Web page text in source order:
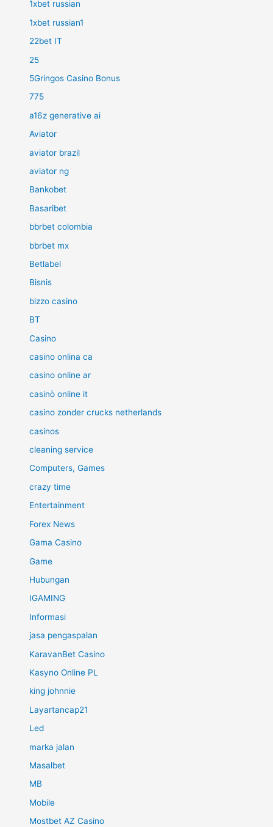
1xbet russian
1xbet russian1
22bet IT
25
5Gringos Casino Bonus
775
a16z generative ai
Aviator
aviator brazil
aviator ng
Bankobet
Basaribet
bbrbet colombia
bbrbet mx
Betlabel
Bisnis
bizzo casino
BT
Casino
casino onlina ca
casino online ar
casinò online it
casino zonder crucks netherlands
casinos
cleaning service
Computers, Games
crazy time
Entertainment
Forex News
Gama Casino
Game
Hubungan
IGAMING
Informasi
jasa pengaspalan
KaravanBet Casino
Kasyno Online PL
king johnnie
Layartancap21
Led
marka jalan
Masalbet
MB
Mobile
Mostbet AZ Casino